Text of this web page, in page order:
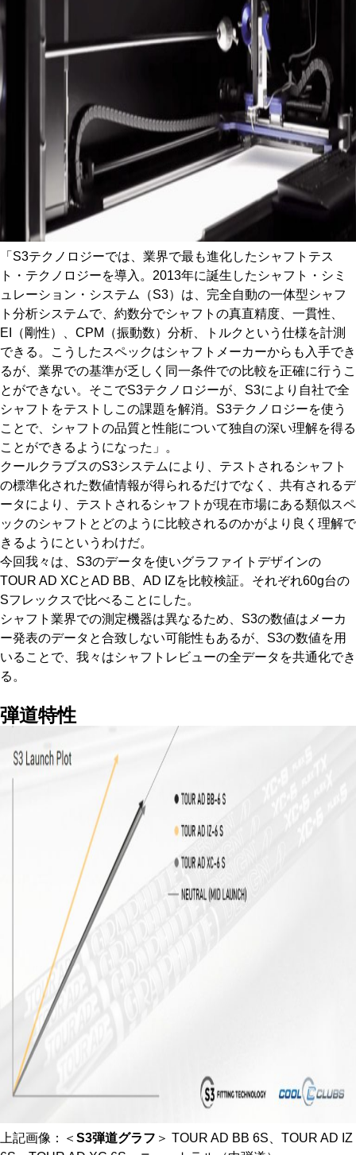
「S3テクノロジーでは、業界で最も進化したシャフトテス
ト・テクノロジーを導入。2013年に誕生したシャフト・シミ
ュレーション・システム（S3）は、完全自動の一体型シャフ
ト分析システムで、約数分でシャフトの真直精度、一貫性、
EI（剛性）、CPM（振動数）分析、トルクという仕様を計測
できる。こうしたスペックはシャフトメーカーからも入手でき
るが、業界での基準が乏しく同一条件での比較を正確に行うこ
とができない。そこでS3テクノロジーが、S3により自社で全
シャフトをテストしこの課題を解消。S3テクノロジーを使う
ことで、シャフトの品質と性能について独自の深い理解を得る
ことができるようになった」。
クールクラブスのS3システムにより、テストされるシャフト
の標準化された数値情報が得られるだけでなく、共有されるデ
ータにより、テストされるシャフトが現在市場にある類似スペ
ックのシャフトとどのように比較されるのかがより良く理解で
きるようにというわけだ。
今回我々は、S3のデータを使いグラファイトデザインの
TOUR AD XCとAD BB、AD IZを比較検証。それぞれ60g台の
Sフレックスで比べることにした。
シャフト業界での測定機器は異なるため、S3の数値はメーカ
ー発表のデータと合致しない可能性もあるが、S3の数値を用
いることで、我々はシャフトレビューの全データを共通化でき
る。
弾道特性
上記画像：＜ S3弾道グラフ ＞ TOUR AD BB 6S、TOUR AD IZ